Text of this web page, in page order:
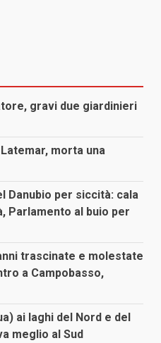
gravi due giardinieri
morta una
Danubio per siccità: cala
Parlamento al buio per
trascinate e molestate
a Campobasso,
ai laghi del Nord e del
meglio al Sud